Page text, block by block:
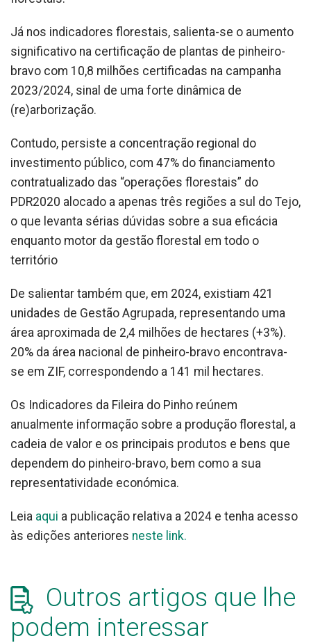
Já nos indicadores florestais, salienta-se o aumento
significativo na certificação de plantas de pinheiro-
bravo com 10,8 milhões certificadas na campanha
2023/2024, sinal de uma forte dinâmica de
(re)arborização.
Contudo, persiste a concentração regional do
investimento público, com 47% do financiamento
contratualizado das “operações florestais” do
PDR2020 alocado a apenas três regiões a sul do Tejo,
o que levanta sérias dúvidas sobre a sua eficácia
enquanto motor da gestão florestal em todo o
território
De salientar também que, em 2024, existiam 421
unidades de Gestão Agrupada, representando uma
área aproximada de 2,4 milhões de hectares (+3%).
20% da área nacional de pinheiro-bravo encontrava-
se em ZIF, correspondendo a 141 mil hectares.
Os Indicadores da Fileira do Pinho reúnem
anualmente informação sobre a produção florestal, a
cadeia de valor e os principais produtos e bens que
dependem do pinheiro-bravo, bem como a sua
representatividade económica.
Leia aqui a publicação relativa a 2024 e tenha acesso
às edições anteriores neste link.
Outros artigos que lhe
podem interessar